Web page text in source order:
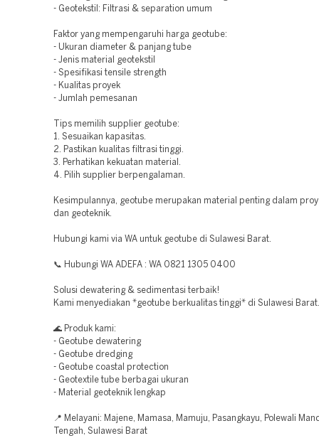
- Geotekstil: Filtrasi & separation umum
Faktor yang mempengaruhi harga geotube:
- Ukuran diameter & panjang tube
- Jenis material geotekstil
- Spesifikasi tensile strength
- Kualitas proyek
- Jumlah pemesanan
Tips memilih supplier geotube:
1. Sesuaikan kapasitas.
2. Pastikan kualitas filtrasi tinggi.
3. Perhatikan kekuatan material.
4. Pilih supplier berpengalaman.
Kesimpulannya, geotube merupakan material penting dalam
dan geoteknik.
Hubungi kami via WA untuk geotube di Sulawesi Barat.
📞 Hubungi WA ADEFA : WA 0821 1305 0400
Solusi dewatering & sedimentasi terbaik!
Kami menyediakan *geotube berkualitas tinggi* di Sulawesi Barat.
🌊 Produk kami:
- Geotube dewatering
- Geotube dredging
- Geotube coastal protection
- Geotextile tube berbagai ukuran
- Material geoteknik lengkap
📍 Melayani: Majene, Mamasa, Mamuju, Pasangkayu, Polewali
Tengah, Sulawesi Barat